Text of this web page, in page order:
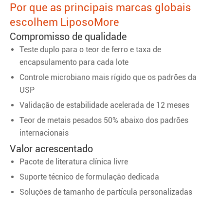
Por que as principais marcas globais
escolhem LiposoMore
Compromisso de qualidade
Teste duplo para o teor de ferro e taxa de
encapsulamento para cada lote
Controle microbiano mais rígido que os padrões da
USP
Validação de estabilidade acelerada de 12 meses
Teor de metais pesados 50% abaixo dos padrões
internacionais
Valor acrescentado
Pacote de literatura clínica livre
Suporte técnico de formulação dedicada
Soluções de tamanho de partícula personalizadas